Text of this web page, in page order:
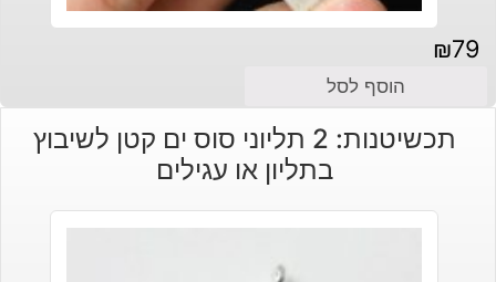
₪79
הוסף לסל
תכשיטנות: 2 תליוני סוס ים קטן לשיבוץ
בתליון או עגילים